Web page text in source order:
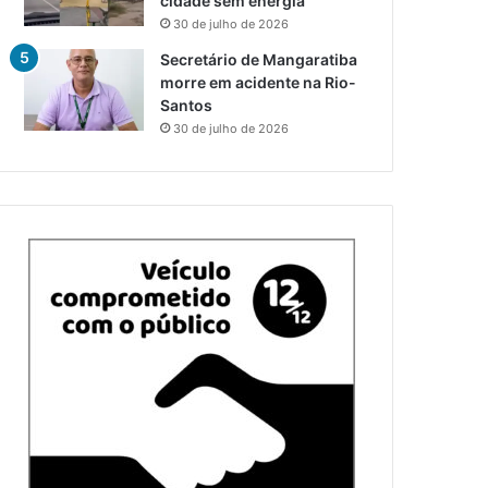
30 de julho de 2026
Secretário de Mangaratiba
morre em acidente na Rio-
Santos
30 de julho de 2026